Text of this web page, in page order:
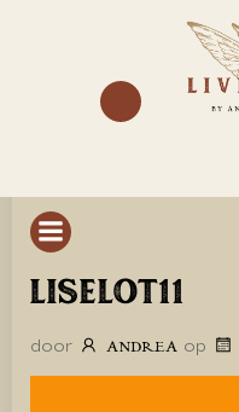
LISELOT11
door ANDREA op